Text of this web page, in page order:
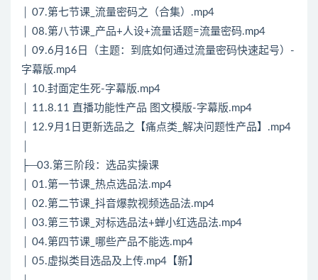
│ 07.第七节课_流量密码之（合集）.mp4
│ 08.第八节课_产品+人设+流量话题=流量密码.mp4
│ 09.6月16日（主题：到底如何通过流量密码快速起号）-
字幕版.mp4
│ 10.封面定生死-字幕版.mp4
│ 11.8.11 直播功能性产品 图文模版-字幕版.mp4
│ 12.9月1日更新选品之【痛点类_解决问题性产品】.mp4
├─03.第三阶段：选品实操课
│ 01.第一节课_热点选品法.mp4
│ 02.第二节课_抖音爆款视频选品法.mp4
│ 03.第三节课_对标选品法+蝉小红选品法.mp4
│ 04.第四节课_哪些产品不能选.mp4
│ 05.虚拟类目选品及上传.mp4【新】